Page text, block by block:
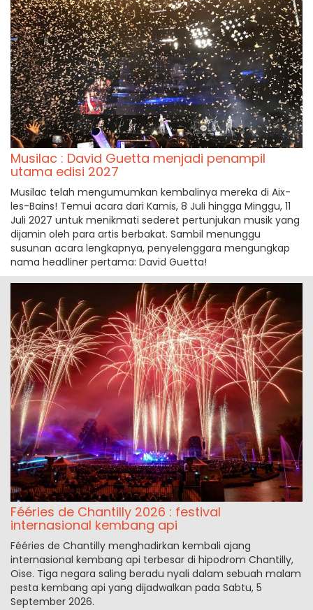
Musilac : David Guetta menjadi penampil
utama edisi 2027
Musilac telah mengumumkan kembalinya mereka di Aix-
les-Bains! Temui acara dari Kamis, 8 Juli hingga Minggu, 11
Juli 2027 untuk menikmati sederet pertunjukan musik yang
dijamin oleh para artis berbakat. Sambil menunggu
susunan acara lengkapnya, penyelenggara mengungkap
nama headliner pertama: David Guetta!
Fééries de Chantilly 2026 : festival
internasional kembang api
Fééries de Chantilly menghadirkan kembali ajang
internasional kembang api terbesar di hipodrom Chantilly,
Oise. Tiga negara saling beradu nyali dalam sebuah malam
pesta kembang api yang dijadwalkan pada Sabtu, 5
September 2026.